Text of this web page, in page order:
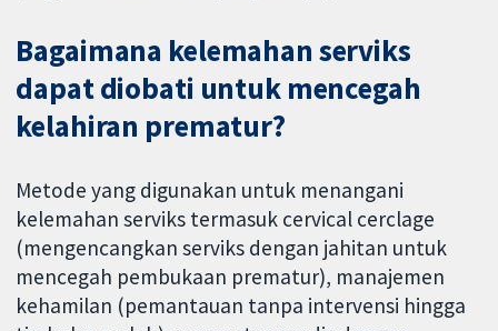
Bagaimana kelemahan serviks
dapat diobati untuk mencegah
kelahiran prematur?
Metode yang digunakan untuk menangani
kelemahan serviks termasuk cervical cerclage
(mengencangkan serviks dengan jahitan untuk
mencegah pembukaan prematur), manajemen
kehamilan (pemantauan tanpa intervensi hingga